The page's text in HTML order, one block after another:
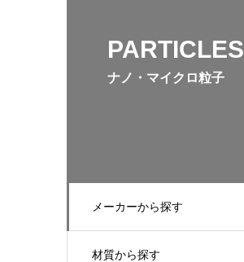
PARTICLES
ナノ・マイクロ粒子
メーカーから探す
材質から探す